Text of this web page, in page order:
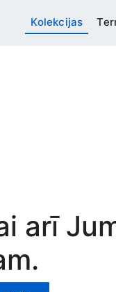
Kolekcijas
arī